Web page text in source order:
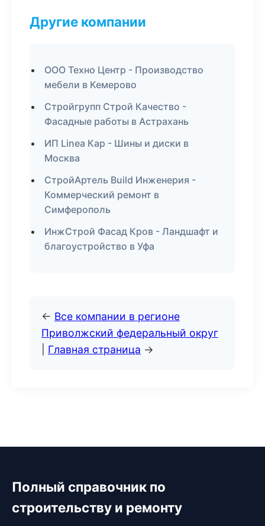
Другие компании
ООО Техно Центр - Производство
мебели в Кемерово
Стройгрупп Строй Качество -
Фасадные работы в Астрахань
ИП Linea Кар - Шины и диски в
Москва
СтройАртель Build Инженерия -
Коммерческий ремонт в
Симферополь
ИнжСтрой Фасад Кров - Ландшафт и
благоустройство в Уфа
← Все компании в регионе
Приволжский федеральный округ
Главная страница →
Полный справочник по
строительству и ремонту